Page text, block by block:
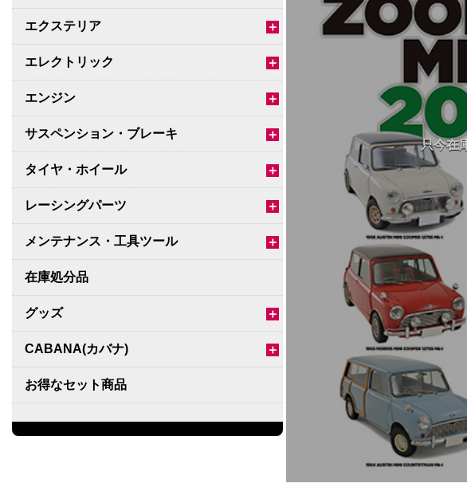
＋
エクステリア
＋
エレクトリック
＋
エンジン
＋
サスペンション・ブレーキ
＋
タイヤ・ホイール
＋
レーシングパーツ
＋
メンテナンス・工具ツール
在庫処分品
＋
グッズ
＋
CABANA(カバナ)
お得なセット商品
チームマルヤマ